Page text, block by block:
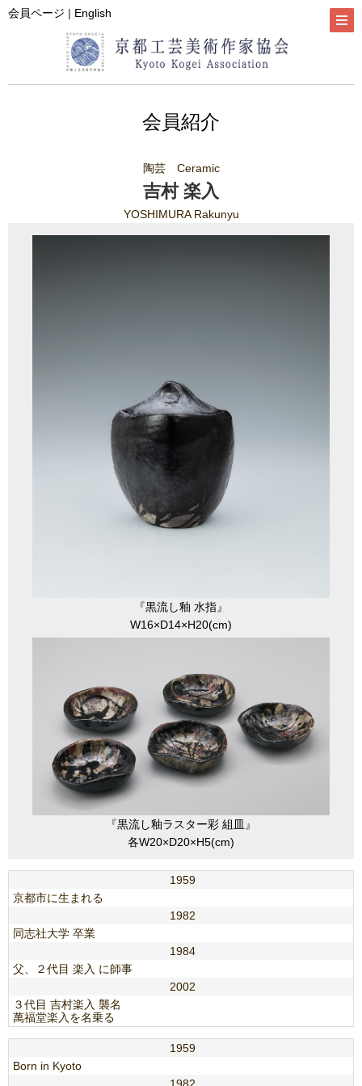
会員ページ | English
会員紹介
陶芸 Ceramic
吉村 楽入
YOSHIMURA Rakunyu
『黒流し釉 水指』
W16×D14×H20(cm)
『黒流し釉ラスター彩 組皿』
各W20×D20×H5(cm)
1959
京都市に生まれる
1982
同志社大学 卒業
1984
父、２代目 楽入 に師事
2002
３代目 吉村楽入 襲名
萬福堂楽入を名乗る
1959
Born in Kyoto
1982